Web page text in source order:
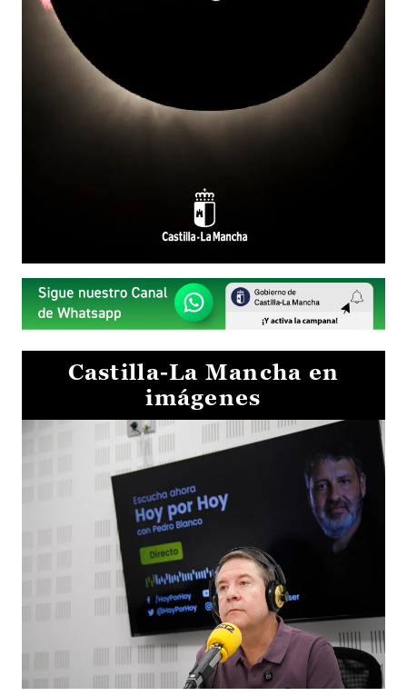
Castilla-La Mancha en
imágenes